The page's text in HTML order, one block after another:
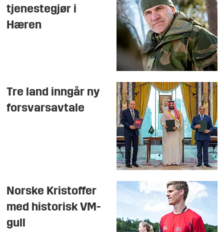
tjenestegjør i
Hæren
Tre land inngår ny
forsvarsavtale
Norske Kristoffer
med historisk VM-
gull